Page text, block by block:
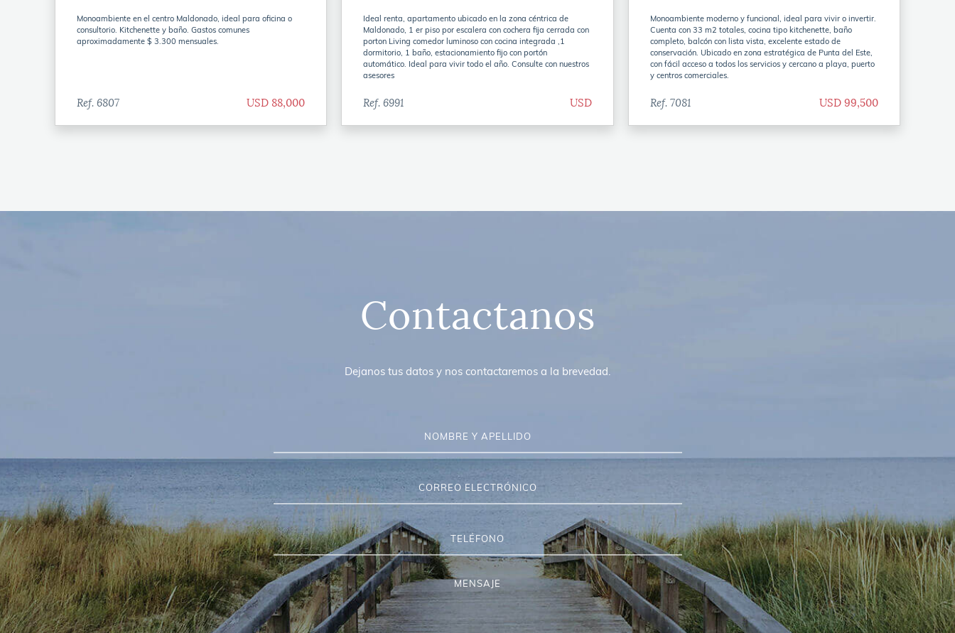
Monoambiente en el centro Maldonado, ideal para oficina o
consultorio. Kitchenette y baño. Gastos comunes
aproximadamente $ 3.300 mensuales.
Ref. 6807 USD 88,000
Ideal renta, apartamento ubicado en la zona céntrica de
Maldonado, 1 er piso por escalera con cochera fija cerrada con
porton Living comedor luminoso con cocina integrada ,1
dormitorio, 1 baño, estacionamiento fijo con portón
automático. Ideal para vivir todo el año. Consulte con nuestros
asesores
Ref. 6991 USD
Monoambiente moderno y funcional, ideal para vivir o invertir.
Cuenta con 33 m2 totales, cocina tipo kitchenette, baño
completo, balcón con lista vista, excelente estado de
conservación. Ubicado en zona estratégica de Punta del Este,
con fácil acceso a todos los servicios y cercano a playa, puerto
y centros comerciales.
Ref. 7081 USD 99,500
Contactanos
Dejanos tus datos y nos contactaremos a la brevedad.